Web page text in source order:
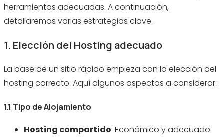
herramientas adecuadas. A continuación,
detallaremos varias estrategias clave.
1. Elección del Hosting adecuado
La base de un sitio rápido empieza con la elección del
hosting correcto. Aquí algunos aspectos a considerar:
1.1 Tipo de Alojamiento
Hosting compartido: Económico y adecuado